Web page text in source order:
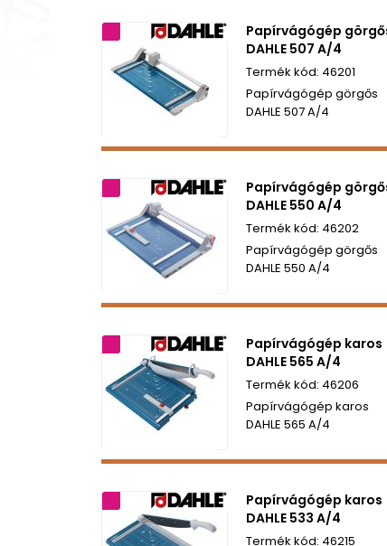
Papírvágógép
DAHLE 507 A/4
46201
Papírvágógép görgős
DAHLE 507 A/4
Papírvágógép
DAHLE 550 A/4
46202
Papírvágógép görgős
DAHLE 550 A/4
Papírvágógép karos
DAHLE 565 A/4
46206
Papírvágógép karos
DAHLE 565 A/4
Papírvágógép karos
DAHLE 533 A/4
46215